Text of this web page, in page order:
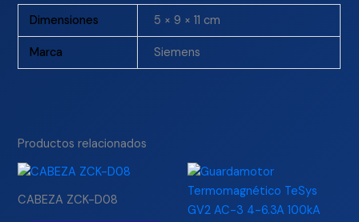
Dimensiones 5 × 9 × 11 cm
Marca Siemens
Productos relacionados
CABEZA ZCK-D08